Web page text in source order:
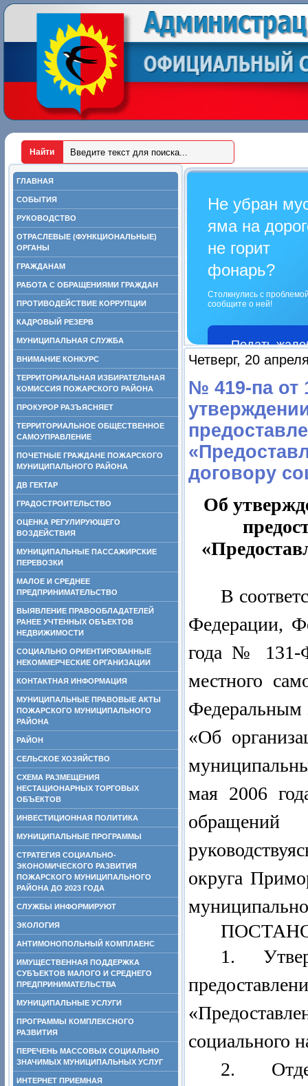
ГЛАВНАЯ
СОБЫТИЯ
РУКОВОДСТВО
ОТРАСЛЕВЫЕ (ФУНКЦИОНАЛЬНЫЕ)
ОРГАНЫ
ГРАЖДАНАМ
РАБОТА С ОБРАЩЕНИЯМИ ГРАЖДАН
ПРОТИВОДЕЙСТВИЕ КОРРУПЦИИ
КАДРОВЫЙ РЕЗЕРВ
МУНИЦИПАЛЬНАЯ СЛУЖБА
ВНИМАНИЕ КОНКУРС
ТЕРРИТОРИАЛЬНАЯ ИЗБИРАТЕЛЬНАЯ
КОМИССИЯ ПОЖАРСКОГО РАЙОНА
ПРОКУРОР РАЗЪЯСНЯЕТ
ТЕРРИТОРИАЛЬНОЕ ОБЩЕСТВЕННОЕ
САМОУПРАВЛЕНИЕ
ПОЧЕТНЫЕ ГРАЖДАНЕ ПОЖАРСКОГО
МУНИЦИПАЛЬНОГО РАЙОНА
ДВ ГЕКТАР
ГРАДОСТРОИТЕЛЬСТВО
ОЦЕНКА РЕГУЛИРУЮЩЕГО
ВОЗДЕЙСТВИЯ
МУНИЦИПАЛЬНЫЕ ПАССАЖИРСКИЕ
ПЕРЕВОЗКИ
МАЛОЕ И СРЕДНЕЕ
ПРЕДПРИНИМАТЕЛЬСТВО
ВЫЯВЛЕНИЕ ПРАВООБЛАДАТЕЛЕЙ
РАНЕЕ УЧТЕННЫХ ОБЪЕКТОВ
НЕДВИЖИМОСТИ
СОЦИАЛЬНО ОРИЕНТИРОВАННЫЕ
НЕКОММЕРЧЕСКИЕ ОРГАНИЗАЦИИ
КОНТАКТНАЯ ИНФОРМАЦИЯ
МУНИЦИПАЛЬНЫЕ ПРАВОВЫЕ АКТЫ
ПОЖАРСКОГО МУНИЦИПАЛЬНОГО
РАЙОНА
РАЙОН
СЕЛЬСКОЕ ХОЗЯЙСТВО
СХЕМА РАЗМЕЩЕНИЯ
НЕСТАЦИОНАРНЫХ ТОРГОВЫХ
ОБЪЕКТОВ
ИНВЕСТИЦИОННАЯ ПОЛИТИКА
МУНИЦИПАЛЬНЫЕ ПРОГРАММЫ
СТРАТЕГИЯ СОЦИАЛЬНО-
ЭКОНОМИЧЕСКОГО РАЗВИТИЯ
ПОЖАРСКОГО МУНИЦИПАЛЬНОГО
РАЙОНА ДО 2023 ГОДА
СЛУЖБЫ ИНФОРМИРУЮТ
ЭКОЛОГИЯ
АНТИМОНОПОЛЬНЫЙ КОМПЛАЕНС
ИМУЩЕСТВЕННАЯ ПОДДЕРЖКА
СУБЪЕКТОВ МАЛОГО И СРЕДНЕГО
ПРЕДПРИНИМАТЕЛЬСТВА
МУНИЦИПАЛЬНЫЕ УСЛУГИ
ПРОГРАММЫ КОМПЛЕКСНОГО
РАЗВИТИЯ
ПЕРЕЧЕНЬ МАССОВЫХ СОЦИАЛЬНО
ЗНАЧИМЫХ МУНИЦИПАЛЬНЫХ УСЛУГ
ИНТЕРНЕТ ПРИЕМНАЯ
Не убран
яма на
не горит
фонарь?
Столкнулись с
сообщите о ней!
Подать
Четверг, 20
№ 419-па от
договору
Об
В
Федерации,
года № 131-
местного
Федеральным
«Об
мая 2006
обращений
округа
1.
социального
2.